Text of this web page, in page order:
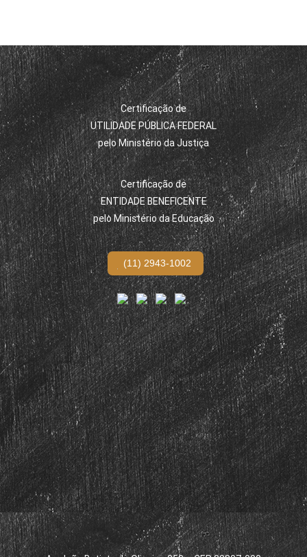
Certificação de
UTILIDADE PÚBLICA FEDERAL
pelo Ministério da Justiça
Certificação de
ENTIDADE BENEFICENTE
pelo Ministério da Educação
(11) 2943-1002